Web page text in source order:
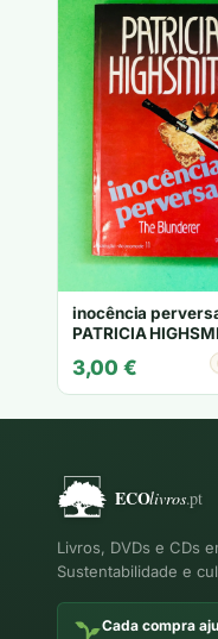
inocência
PATRICIA
3,00 €
Livros, DVDs e CDs
Sustentabilidade e
Cada compra